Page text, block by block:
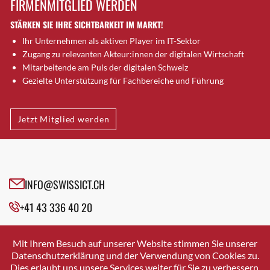
Brütten
Bubendorf
Bubikon
Buchs (SG)
Burgdorf
Bülach
Cazis
Cham
Davos Platz
Davos Platz 1
Dietikon
Dietlikon
FIRMENMITGLIED WERDEN
STÄRKEN SIE IHRE SICHTBARKEIT IM MARKT!
Ihr Unternehmen als aktiven Player im IT-Sektor
Zugang zu relevanten Akteur:innen der digitalen Wirtschaft
Mitarbeitende am Puls der digitalen Schweiz
Gezielte Unterstützung für Fachbereiche und Führung
Jetzt Mitglied werden
INFO@SWISSICT.CH
+41 43 336 40 20
SWISSICT
VULKANSTRASSE 120
8048 ZURICH
Mit Ihrem Besuch auf unserer Website stimmen Sie unserer
Datenschutzerklärung und der Verwendung von Cookies zu.
Dies erlaubt uns unsere Services weiter für Sie zu verbessern.